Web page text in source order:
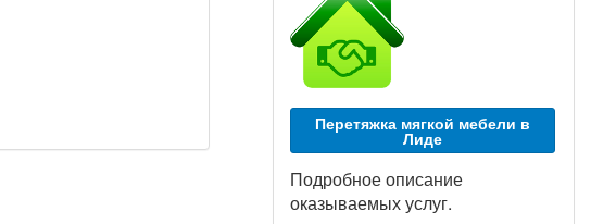
Перетяжка мягкой мебели в
Лиде
Подробное описание
оказываемых услуг.